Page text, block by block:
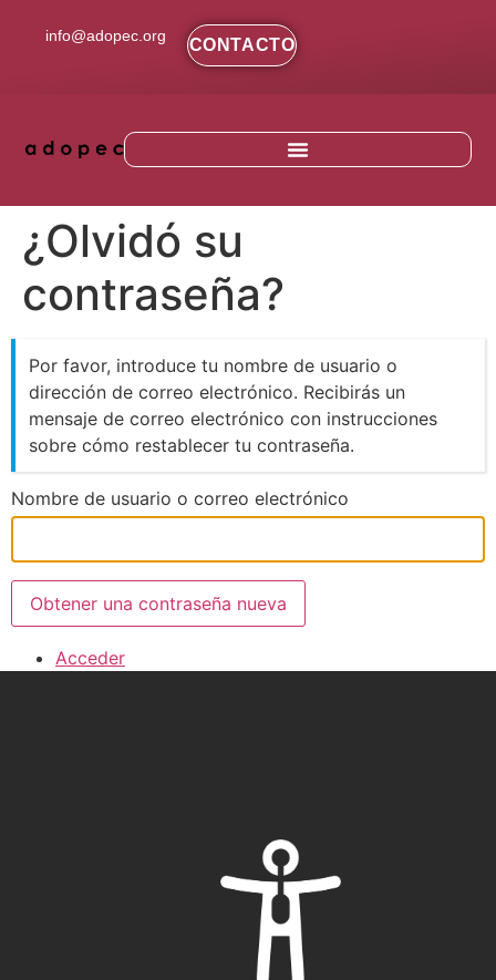
info@adopec.org CONTACTO
¿Olvidó su
contraseña?
Por favor, introduce tu nombre de usuario o
dirección de correo electrónico. Recibirás un
mensaje de correo electrónico con instrucciones
sobre cómo restablecer tu contraseña.
Nombre de usuario o correo electrónico
Obtener una contraseña nueva
Acceder